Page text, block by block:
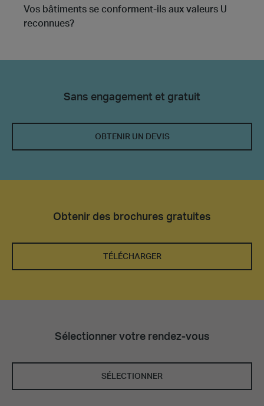
Vos bâtiments se conforment-ils aux valeurs U
reconnues?
Sans engagement et gratuit
OBTENIR UN DEVIS
Obtenir des brochures gratuites
TÉLÉCHARGER
Sélectionner votre rendez-vous
SÉLECTIONNER